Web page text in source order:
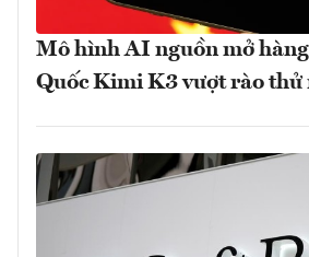
Mô hình AI nguồn mở
Quốc Kimi K3 vượt rào thử